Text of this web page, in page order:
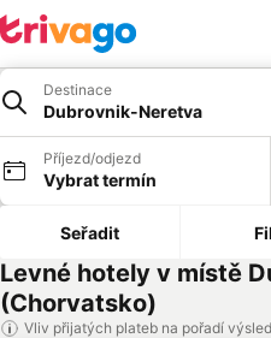
Destinace
Dubrovnik-Neretva
Příjezd/odjezd
Vybrat termín
Seřadit
Levné hotely v místě
(Chorvatsko)
Vliv přijatých plateb na pořadí